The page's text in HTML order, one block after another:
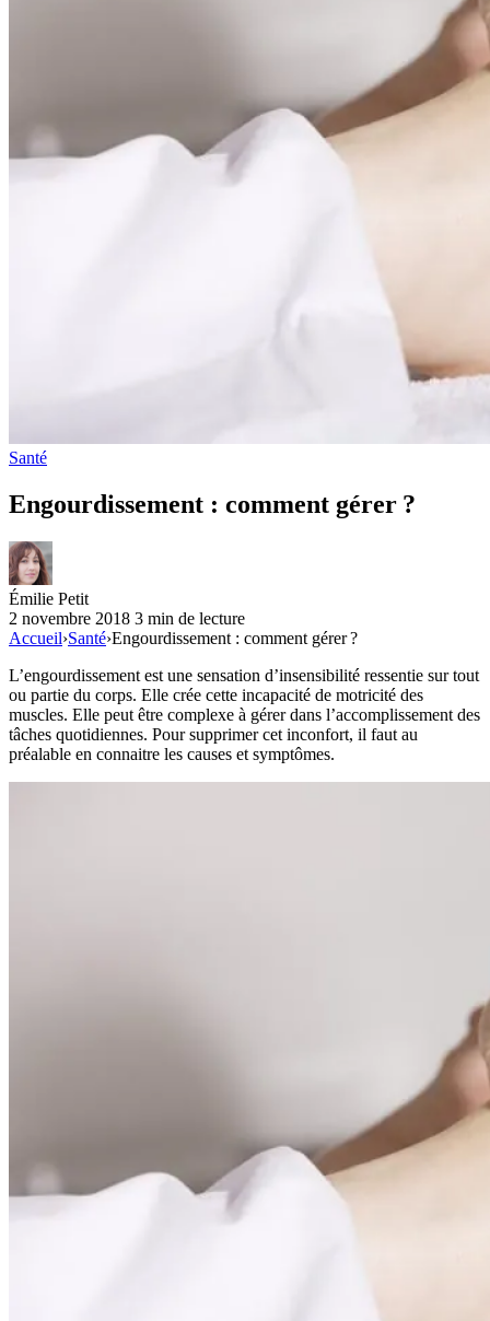
Santé
Engourdissement : comment gérer ?
Émilie Petit
2 novembre 2018 3 min de lecture
Accueil›Santé›Engourdissement : comment gérer ?
L’engourdissement est une sensation d’insensibilité ressentie sur tout
ou partie du corps. Elle crée cette incapacité de motricité des
muscles. Elle peut être complexe à gérer dans l’accomplissement des
tâches quotidiennes. Pour supprimer cet inconfort, il faut au
préalable en connaitre les causes et symptômes.